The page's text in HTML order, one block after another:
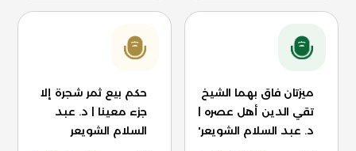
ميزتان فاق بهما الشيخ
تقي الدين أهل عصره |
د. عبد السلام الشويعر'
حكم بيع ثمر شجرة إلا
جزء معينا | د. عبد
السلام الشويعر